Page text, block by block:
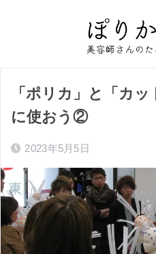
「ポリカ」と「カ
に使おう②
2023年5月5日